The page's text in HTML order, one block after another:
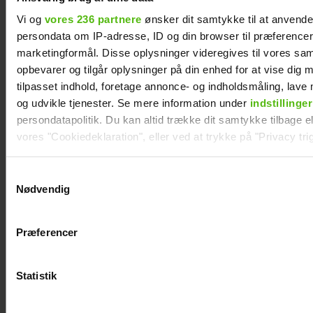
Vi og vores 236 partnere ønsker dit samtykke til at
persondata om IP-adresse, ID og din browser til
marketingformål. Disse oplysninger videregives til vores
opbevarer og tilgår oplysninger på din enhed for at vise dig
tilpasset indhold, foretage annonce- og indholdsmåling, lave
og udvikle tjenester. Se mere information under indstillinger
persondatapolitik. Du kan altid trække dit samtykke tilbage
vores "Cookiedeklaration", eller ved at trykke på "Privacy
Vi anvender egne cookies og cookies fra tredjeparter til at
generere statistik og huske dine præferencer samt til brug
Nødvendig
Præferencer
Statistik
Birgitte